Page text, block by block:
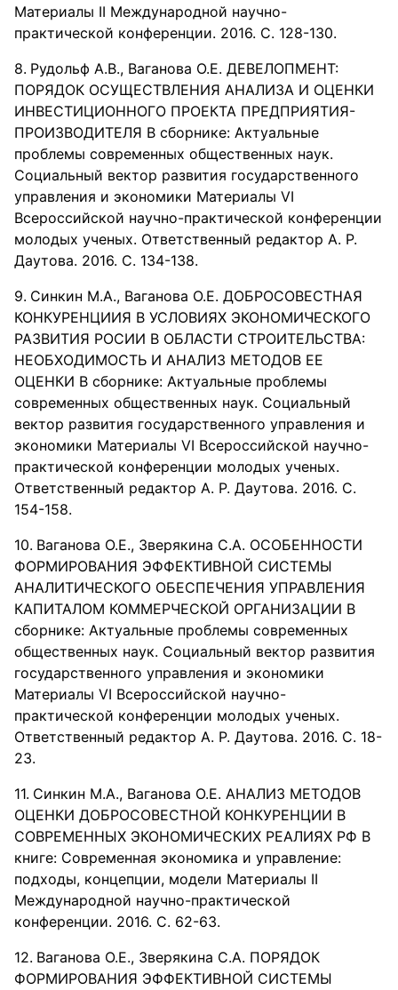
Материалы II Международной научно-
практической конференции. 2016. С. 128-130.
Рудольф А.В., Ваганова О.Е. ДЕВЕЛОПМЕНТ:
ПОРЯДОК ОСУЩЕСТВЛЕНИЯ АНАЛИЗА И ОЦЕНКИ
ИНВЕСТИЦИОННОГО ПРОЕКТА ПРЕДПРИЯТИЯ-
ПРОИЗВОДИТЕЛЯ В сборнике: Актуальные
проблемы современных общественных наук.
Социальный вектор развития государственного
управления и экономики Материалы VI
Всероссийской научно-практической конференции
молодых ученых. Ответственный редактор А. Р.
Даутова. 2016. С. 134-138.
Синкин М.А., Ваганова О.Е. ДОБРОСОВЕСТНАЯ
КОНКУРЕНЦИИЯ В УСЛОВИЯХ ЭКОНОМИЧЕСКОГО
РАЗВИТИЯ РОСИИ В ОБЛАСТИ СТРОИТЕЛЬСТВА:
НЕОБХОДИМОСТЬ И АНАЛИЗ МЕТОДОВ ЕЕ
ОЦЕНКИ В сборнике: Актуальные проблемы
современных общественных наук. Социальный
вектор развития государственного управления и
экономики Материалы VI Всероссийской научно-
практической конференции молодых ученых.
Ответственный редактор А. Р. Даутова. 2016. С.
154-158.
Ваганова О.Е., Зверякина С.А. ОСОБЕННОСТИ
ФОРМИРОВАНИЯ ЭФФЕКТИВНОЙ СИСТЕМЫ
АНАЛИТИЧЕСКОГО ОБЕСПЕЧЕНИЯ УПРАВЛЕНИЯ
КАПИТАЛОМ КОММЕРЧЕСКОЙ ОРГАНИЗАЦИИ В
сборнике: Актуальные проблемы современных
общественных наук. Социальный вектор развития
государственного управления и экономики
Материалы VI Всероссийской научно-
практической конференции молодых ученых.
Ответственный редактор А. Р. Даутова. 2016. С. 18-
23.
Синкин М.А., Ваганова О.Е. АНАЛИЗ МЕТОДОВ
ОЦЕНКИ ДОБРОСОВЕСТНОЙ КОНКУРЕНЦИИ В
СОВРЕМЕННЫХ ЭКОНОМИЧЕСКИХ РЕАЛИЯХ РФ В
книге: Современная экономика и управление:
подходы, концепции, модели Материалы II
Международной научно-практической
конференции. 2016. С. 62-63.
Ваганова О.Е., Зверякина С.А. ПОРЯДОК
ФОРМИРОВАНИЯ ЭФФЕКТИВНОЙ СИСТЕМЫ